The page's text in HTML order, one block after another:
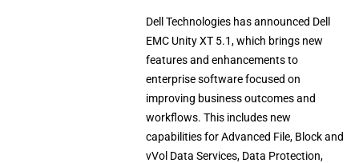
Dell Technologies has announced Dell
EMC Unity XT 5.1, which brings new
features and enhancements to
enterprise software focused on
improving business outcomes and
workflows. This includes new
capabilities for Advanced File, Block and
vVol Data Services, Data Protection,